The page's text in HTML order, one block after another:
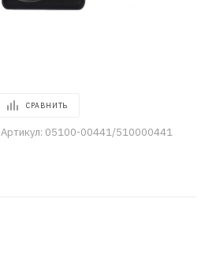
СРАВНИТЬ
Артикул: 05100-00441/510000441